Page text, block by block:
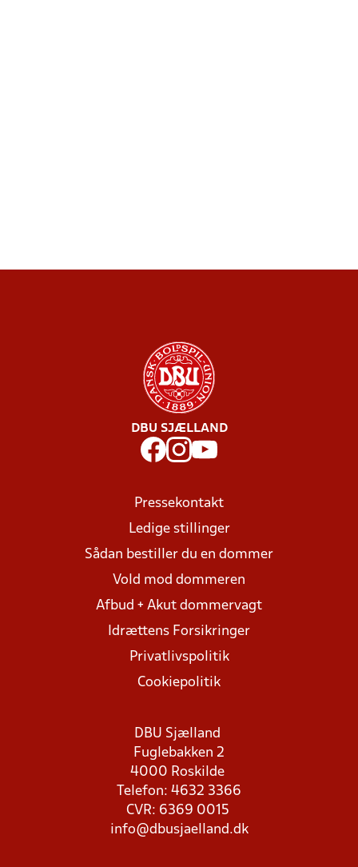
DBU SJÆLLAND
Pressekontakt
Ledige stillinger
Sådan bestiller du en dommer
Vold mod dommeren
Afbud + Akut dommervagt
Idrættens Forsikringer
Privatlivspolitik
Cookiepolitik
DBU Sjælland
Fuglebakken 2
4000 Roskilde
Telefon: 4632 3366
CVR: 6369 0015
info@dbusjaelland.dk